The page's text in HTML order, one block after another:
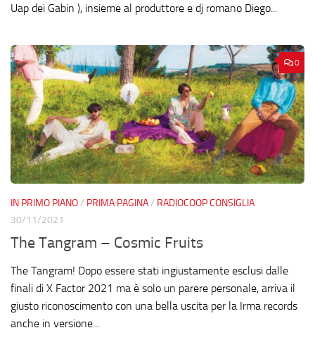
Uap dei Gabin ), insieme al produttore e dj romano Diego...
0
IN PRIMO PIANO/ PRIMA PAGINA/ RADIOCOOP CONSIGLIA
30/11/2021
The Tangram – Cosmic Fruits
The Tangram! Dopo essere stati ingiustamente esclusi dalle
finali di X Factor 2021 ma è solo un parere personale, arriva il
giusto riconoscimento con una bella uscita per la Irma records
anche in versione...